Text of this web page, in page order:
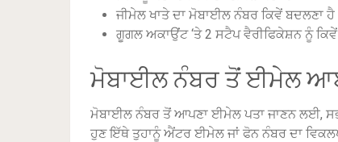
ਜੀਮੇਲ ਖਾਤੇ ਦਾ ਮੋਬਾਈਲ ਨੰਬਰ ਕਿਵੇਂ ਬਦਲਣਾ ਹੈ
ਗੂਗਲ ਅਕਾਉਂਟ ‘ਤੇ 2 ਸਟੈਪ ਵੈਰੀਫਿਕੇਸ਼ਨ ਨੂੰ
ਮੋਬਾਈਲ ਨੰਬਰ ਤੋਂ ਈਮੇਲ
ਮੋਬਾਈਲ ਨੰਬਰ ਤੋਂ ਆਪਣਾ ਈਮੇਲ ਪਤਾ ਜਾਣਨ ਲਈ,
ਹੁਣ ਇੱਥੇ ਤੁਹਾਨੂੰ ਐਂਟਰ ਈਮੇਲ ਜਾਂ ਫੋਨ ਨੰਬਰ ਦਾ